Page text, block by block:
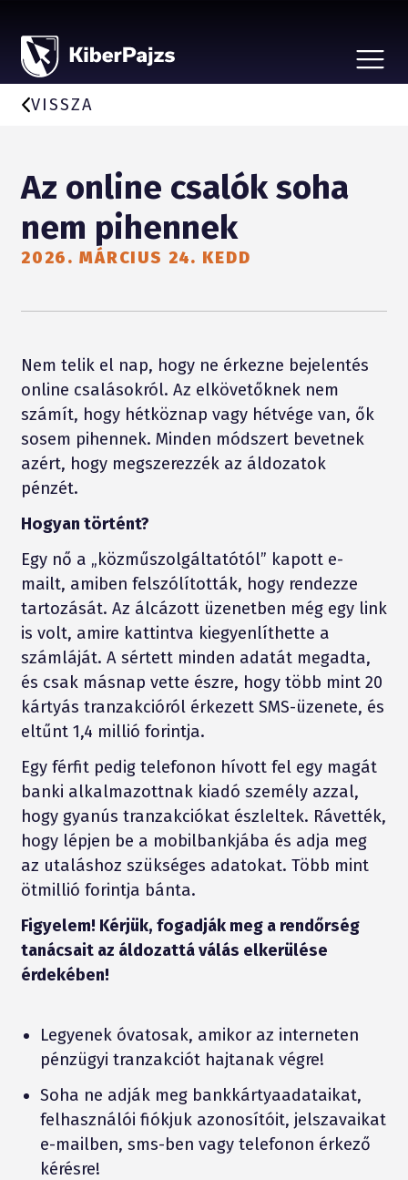
CSALÁSTÍPUSOK
HÍREK
PARTNEREKNEK
VISSZA
Az online csalók soha
nem pihennek
2026. MÁRCIUS 24. KEDD
Nem telik el nap, hogy ne érkezne bejelentés
online csalásokról. Az elkövetőknek nem
számít, hogy hétköznap vagy hétvége van, ők
sosem pihennek. Minden módszert bevetnek
azért, hogy megszerezzék az áldozatok
pénzét.
Hogyan történt?
Egy nő a „közműszolgáltatótól” kapott e-
mailt, amiben felszólították, hogy rendezze
tartozását. Az álcázott üzenetben még egy link
is volt, amire kattintva kiegyenlíthette a
számláját. A sértett minden adatát megadta,
és csak másnap vette észre, hogy több mint 20
kártyás tranzakcióról érkezett SMS-üzenete, és
eltűnt 1,4 millió forintja.
Egy férfit pedig telefonon hívott fel egy magát
banki alkalmazottnak kiadó személy azzal,
hogy gyanús tranzakciókat észleltek. Rávették,
hogy lépjen be a mobilbankjába és adja meg
az utaláshoz szükséges adatokat. Több mint
ötmillió forintja bánta.
Figyelem! Kérjük, fogadják meg a rendőrség
tanácsait az áldozattá válás elkerülése
érdekében!
Legyenek óvatosak, amikor az interneten
pénzügyi tranzakciót hajtanak végre!
Soha ne adják meg bankkártyaadataikat,
felhasználói fiókjuk azonosítóit, jelszavaikat
e-mailben, sms-ben vagy telefonon érkező
kérésre!